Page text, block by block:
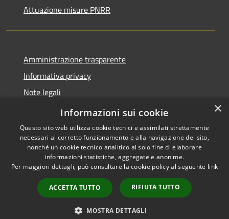
Attuazione misure PNRR
Amministrazione trasparente
Informativa privacy
Note legali
Dichiarazione di accessibilità
Accessibilità
Copyright © 2026 • Comune di
Casciana Terme Lari • Powered
byMunicipium
Accesso
redazione
×
Informazioni sui cookie
Questo sito web utilizza cookie tecnici e assimilati strettamente
necessari al corretto funzionamento e alla navigazione del sito,
nonché un cookie tecnico analitico al solo fine di elaborare
informazioni statistiche, aggregate e anonime.
Per maggiori dettagli, può consultare la cookie policy al seguente link
ACCETTA TUTTO RIFIUTA TUTTO
MOSTRA DETTAGLI